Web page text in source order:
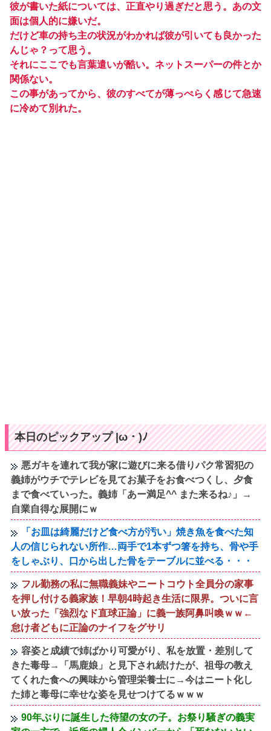
彼が書いた紙については、正直やり過ぎだと思う。あの文
面は個人的に嫌いだ。
だけど車の持ち主の状況がわかれば彼が引いても良かった
んじゃ？って思う。
それにここでも言葉遣いが酷い。ネットスーパーの件とか
関係ない。
この事があってから、彼のすべてが薄っぺらく感じて急速
に冷めて別れた。
本日のピックアップ |ω・)ﾉ
悪ガキを連れて我が家に遊びに来る借りパク常習犯の
義姉がウチでテレビを見てお菓子をお食べつくし、夕食
まで食べていった。義姉「あー満足^^ また来るね♪」→
自業自得な展開にｗ
「お皿は綺麗だけど食べ方が汚い」焼き魚を食べた知
人の信じられない所作…両手で1本ずつ箸を持ち、骨や手
をしゃぶり、口から出した骨をテーブルに並べる・・・
フル勤務の私に無職義妹やニートコウト全員分の家事
を押し付ける義家族！早朝4時起き生活に限界。ついに言
い放った「強烈なド直球正論」に義一族阿鼻叫喚ｗｗ←
怠け者どもに正論のナイフをグサリ
容姿と成績で姉ばかり可愛がり、私を放置・差別して
きた毒母→「馬鹿娘」と見下され続けたが、祖母の教え
てくれた食への興味から管理栄養士に→今はニート化し
た姉と毒母に幸せな姿を見せつけてるｗｗｗ
90年ぶりに誕生した待望の女の子。お祭り騒ぎの義実